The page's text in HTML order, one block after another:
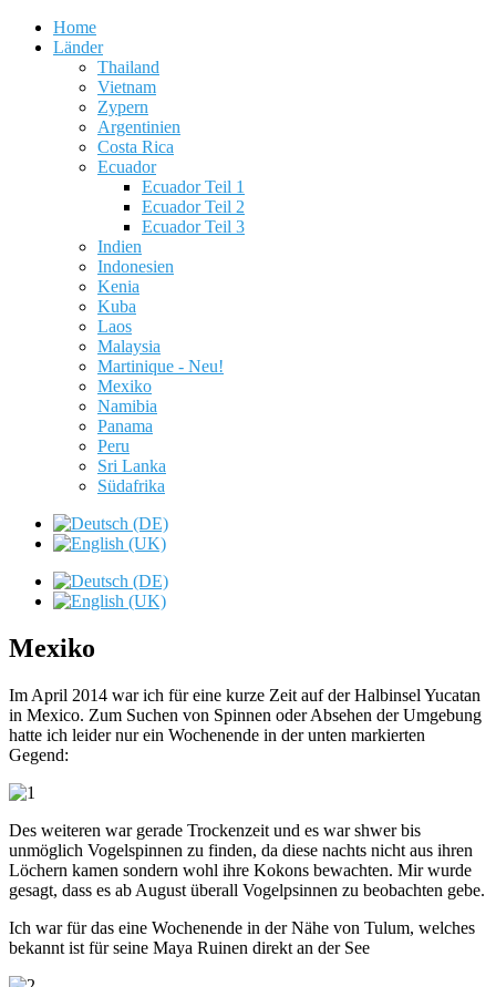
Home
Länder
Thailand
Vietnam
Zypern
Argentinien
Costa Rica
Ecuador
Ecuador Teil 1
Ecuador Teil 2
Ecuador Teil 3
Indien
Indonesien
Kenia
Kuba
Laos
Malaysia
Martinique - Neu!
Mexiko
Namibia
Panama
Peru
Sri Lanka
Südafrika
Mexiko
Im April 2014 war ich für eine kurze Zeit auf der Halbinsel Yucatan
in Mexico. Zum Suchen von Spinnen oder Absehen der Umgebung
hatte ich leider nur ein Wochenende in der unten markierten
Gegend:
Des weiteren war gerade Trockenzeit und es war shwer bis
unmöglich Vogelspinnen zu finden, da diese nachts nicht aus ihren
Löchern kamen sondern wohl ihre Kokons bewachten. Mir wurde
gesagt, dass es ab August überall Vogelpsinnen zu beobachten gebe.
Ich war für das eine Wochenende in der Nähe von Tulum, welches
bekannt ist für seine Maya Ruinen direkt an der See